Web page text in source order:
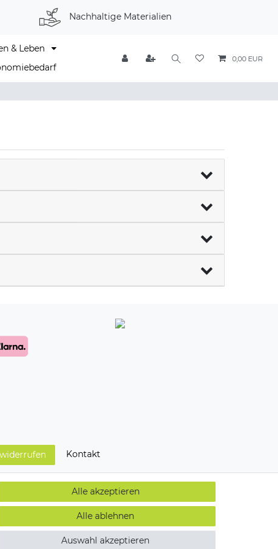
Nachhaltige Materialien
& Leben
0,00 EUR
Kontakt
Alle akzeptieren
Alle ablehnen
Auswahl akzeptieren